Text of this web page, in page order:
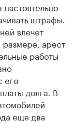
настоятельно
штрафы.
влечет
арест
работы
его
долга. В
еще два